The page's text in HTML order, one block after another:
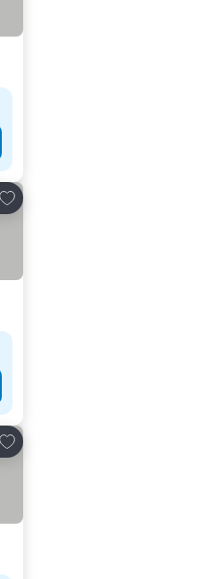
Pridať do obľúbených
Pridať do obľúbených